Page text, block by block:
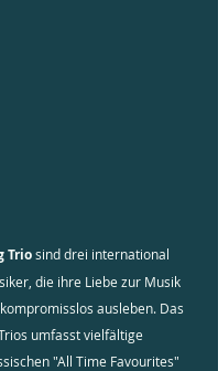
Trio sind drei international
die ihre Liebe zur Musik
ausleben. Das
umfasst vielfältige
"All Time Favourites"